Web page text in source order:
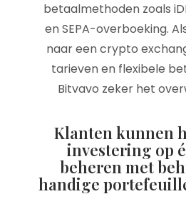
betaalmethoden zoals
en SEPA-overboeking.
naar een crypto
tarieven en flexibele
Bitvavo zeker het
Klanten kunnen
investering op
beheren met
handige